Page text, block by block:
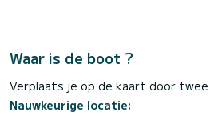
Waar is de boot ?
Verplaats je op de kaart door
Nauwkeurige locatie: